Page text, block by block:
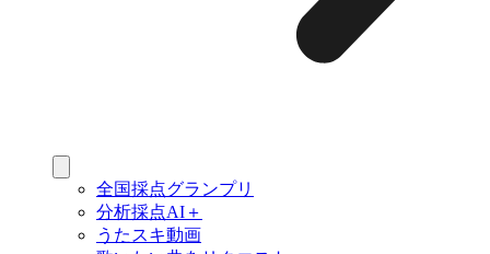
全国採点グランプリ
分析採点AI＋
うたスキ動画